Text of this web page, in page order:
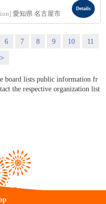
愛知県 名古屋市
Details
6 7 8 9 10
11
board lists public information fr
the respective organization list